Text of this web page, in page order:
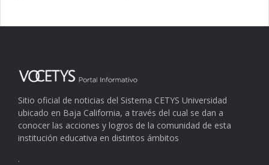
Sitio oficial de noticias del Sistema CETYS Universidad
ubicado en Baja California, a través del cual se dan a
conocer las acciones y logros de la comunidad de esta
institución educativa en distintos ámbitos
.